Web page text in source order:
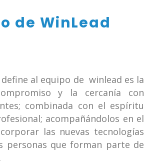
de WinLead
al equipo de winlead es la
y la cercanía con
combinada con el espíritu
acompañándolos en el
las nuevas tecnologías
personas que forman parte de